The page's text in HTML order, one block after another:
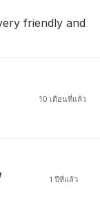
friendly and
10 เดือนที่แล้ว
1 ปีที่แล้ว